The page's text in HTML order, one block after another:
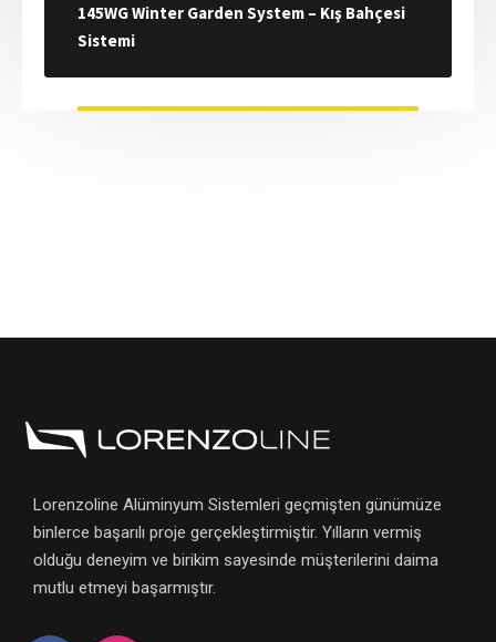
145WG Winter Garden System – Kış Bahçesi
Sistemi
Lorenzoline Alüminyum Sistemleri geçmişten günümüze
binlerce başarılı proje gerçekleştirmiştir. Yılların vermiş
olduğu deneyim ve birikim sayesinde müşterilerini daima
mutlu etmeyi başarmıştır.